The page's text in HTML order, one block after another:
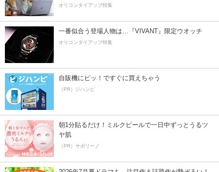
オリコンタイアップ特集
一番似合う登場人物は…『VIVANT』限定ウオッチ
オリコンタイアップ特集
自販機にピッ！ですぐに買えちゃう
（PR）ジハンピ
朝1分貼るだけ！ミルクピールで一日中ずっとうるツ
ヤ肌
（PR）サボリーノ